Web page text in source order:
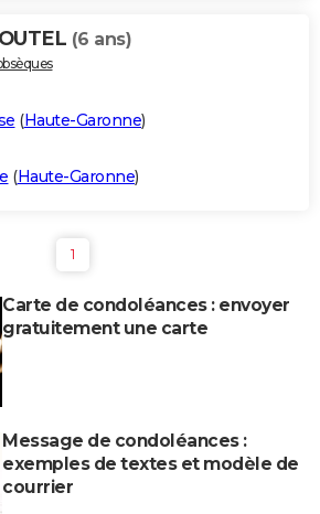
(6 ans)
(Haute-Garonne)
(Haute-Garonne)
1
Carte de condoléances : envoyer
gratuitement une carte
Message de condoléances :
exemples de textes et modèle de
courrier